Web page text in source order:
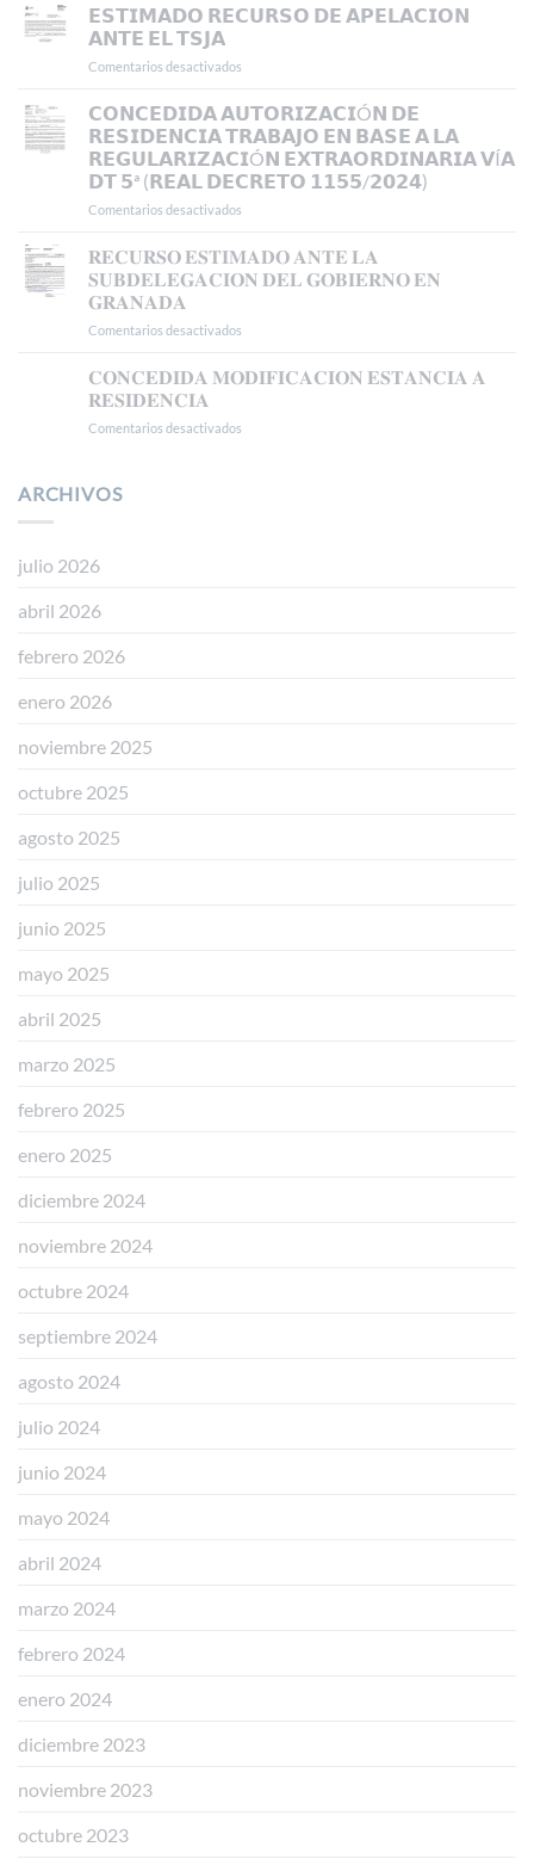
𝗥𝗘𝗦𝗜𝗗𝗘𝗡𝗖𝗜𝗔
𝗠𝗔𝗗𝗥𝗜𝗗
𝗘𝗦𝗧𝗜𝗠𝗔𝗗𝗢 𝗥𝗘𝗖𝗨𝗥𝗦𝗢 𝗗𝗘 𝗔𝗣𝗘𝗟𝗔𝗖𝗜𝗢𝗡
𝗔𝗡𝗧𝗘 𝗘𝗟 𝗧𝗦𝗝𝗔
Comentarios desactivados
𝗥𝗘𝗖𝗨𝗥𝗦𝗢
𝗗𝗘
𝗔𝗣𝗘𝗟𝗔𝗖𝗜𝗢𝗡
𝗔𝗡𝗧𝗘
𝗘𝗟
𝗖𝗢𝗡𝗖𝗘𝗗𝗜𝗗𝗔 𝗔𝗨𝗧𝗢𝗥𝗜𝗭𝗔𝗖𝗜Ó𝗡 𝗗𝗘
𝗥𝗘𝗦𝗜𝗗𝗘𝗡𝗖𝗜𝗔 𝗧𝗥𝗔𝗕𝗔𝗝𝗢 𝗘𝗡 𝗕𝗔𝗦𝗘 𝗔 𝗟𝗔
𝗥𝗘𝗚𝗨𝗟𝗔𝗥𝗜𝗭𝗔𝗖𝗜Ó𝗡 𝗘𝗫𝗧𝗥𝗔𝗢𝗥𝗗𝗜𝗡𝗔𝗥𝗜𝗔 𝗩Í𝗔
𝗗𝗧 𝟱ª (𝗥𝗘𝗔𝗟 𝗗𝗘𝗖𝗥𝗘𝗧𝗢 𝟭𝟭𝟱𝟱/𝟮𝟬𝟮𝟰)
Comentarios desactivados
𝗔𝗨𝗧𝗢𝗥𝗜𝗭𝗔𝗖𝗜Ó𝗡
𝗗𝗘
𝗥𝗘𝗦𝗜𝗗𝗘𝗡𝗖𝗜𝗔
𝗔
𝐑𝐄𝐂𝐔𝐑𝐒𝐎 𝐄𝐒𝐓𝐈𝐌𝐀𝐃𝐎 𝐀𝐍𝐓𝐄 𝐋𝐀
𝐒𝐔𝐁𝐃𝐄𝐋𝐄𝐆𝐀𝐂𝐈𝐎𝐍 𝐃𝐄𝐋 𝐆𝐎𝐁𝐈𝐄𝐑𝐍𝐎 𝐄𝐍
𝐆𝐑𝐀𝐍𝐀𝐃𝐀
Comentarios desactivados
𝐄𝐒𝐓𝐈𝐌𝐀𝐃𝐎
𝐂𝐎𝐍𝐂𝐄𝐃𝐈𝐃𝐀 𝐌𝐎𝐃𝐈𝐅𝐈𝐂𝐀𝐂𝐈𝐎𝐍 𝐄𝐒𝐓𝐀𝐍𝐂𝐈𝐀 𝐀
𝐑𝐄𝐒𝐈𝐃𝐄𝐍𝐂𝐈𝐀
Comentarios desactivados
ARCHIVOS
julio 2026
abril 2026
febrero 2026
enero 2026
noviembre 2025
octubre 2025
agosto 2025
julio 2025
junio 2025
mayo 2025
abril 2025
marzo 2025
febrero 2025
enero 2025
diciembre 2024
noviembre 2024
octubre 2024
septiembre 2024
agosto 2024
julio 2024
junio 2024
mayo 2024
abril 2024
marzo 2024
febrero 2024
enero 2024
diciembre 2023
noviembre 2023
octubre 2023